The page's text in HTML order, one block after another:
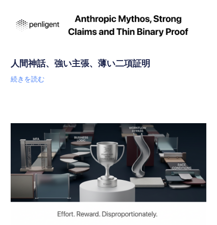
人間神話、強い主張、薄い二項証明
続きを読む